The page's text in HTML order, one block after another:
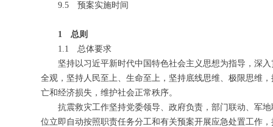
9.5
预案实施时间
1
总则
1.1
总体要求
坚持以习近平新时代中国特色社会主义思想为指导，深
全观，坚持人民至上、生命至上，坚持底线思维、极限思维
亡和经济损失，维护社会正常秩序。
抗震救灾工作坚持党委领导、政府负责，部门联动、军
位立即自动按照职责任务分工和有关预案开展应急处置工作